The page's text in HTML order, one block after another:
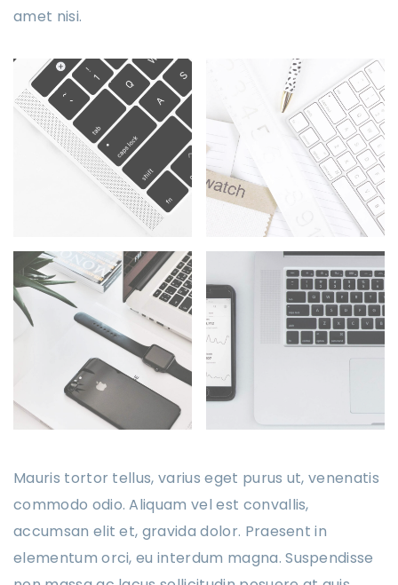
amet nisi.
Mauris tortor tellus, varius eget purus ut, venenatis
commodo odio. Aliquam vel est convallis,
accumsan elit et, gravida dolor. Praesent in
elementum orci, eu interdum magna. Suspendisse